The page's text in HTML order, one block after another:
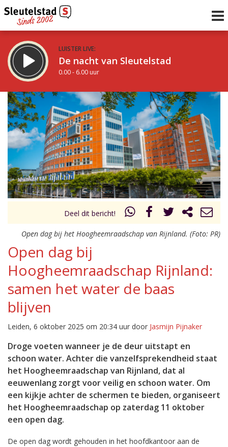
LUISTER LIVE:
De nacht van Sleutelstad
0.00 - 6.00 uur
STRAKS:
De ochtend van Sleutelstad
6.00 - 12.00 uur
Vorig uur
uur 1 van 0 Volgend uur
Inklappen
Deel dit bericht!
Open dag bij het Hoogheemraadschap van Rijnland. (Foto: PR)
Open dag bij
Hoogheemraadschap Rijnland:
samen het water de baas
blijven
Leiden, 6 oktober 2025 om 20:34 uur door Jasmijn Pijnaker
Droge voeten wanneer je de deur uitstapt en
schoon water. Achter die vanzelfsprekendheid staat
het Hoogheemraadschap van Rijnland, dat al
eeuwenlang zorgt voor veilig en schoon water. Om
een kijkje achter de schermen te bieden, organiseert
het Hoogheemraadschap op zaterdag 11 oktober
een open dag.
De open dag wordt gehouden in het hoofdkantoor aan de